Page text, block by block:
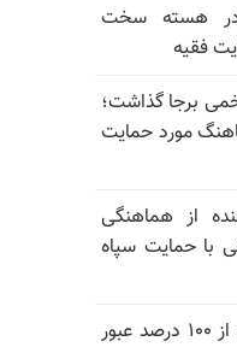
در هسته سخت
فقیه
حوثی‌ها به نجران ۱۱ زخمی برجا گذاشت؛
مورد حمایت
از هماهنگی
با حمایت سپاه
شاخص فلاکت در ۱۹ استان از ۱۰۰ درصد عبور